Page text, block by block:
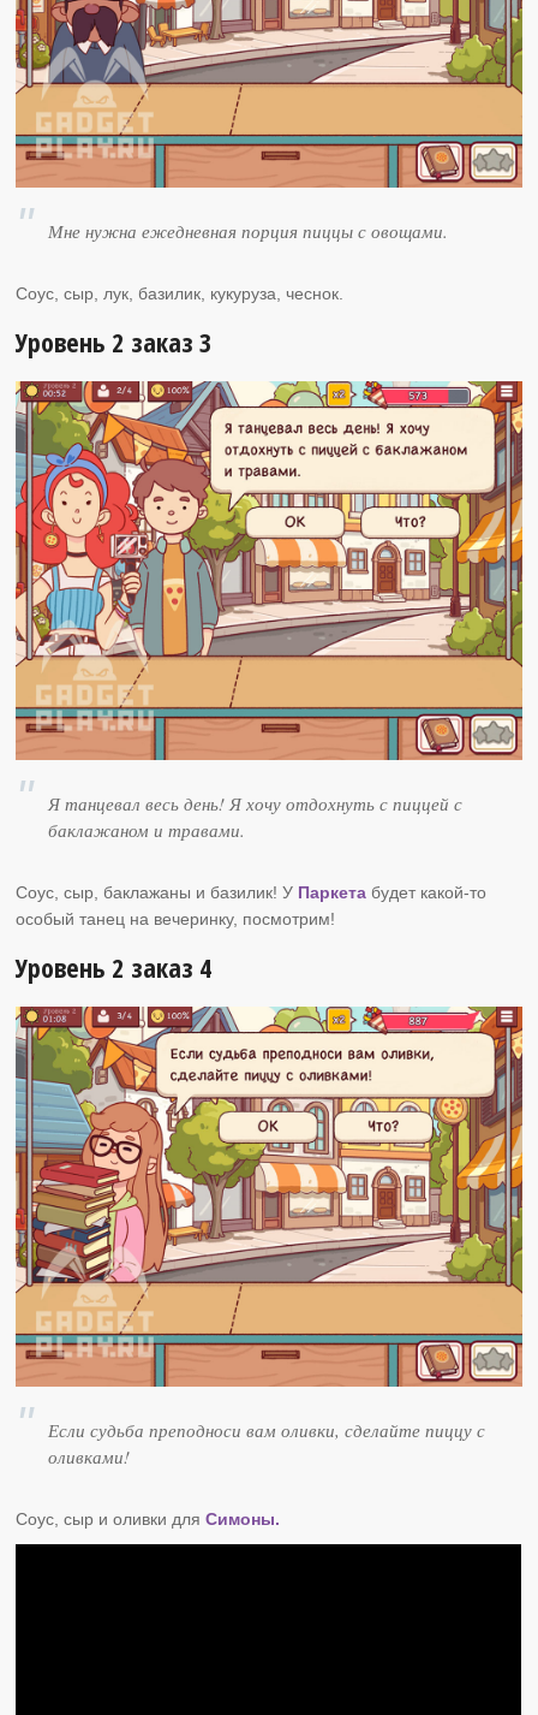
Мне нужна ежедневная порция пиццы с овощами.
Соус, сыр, лук, базилик, кукуруза, чеснок.
Уровень 2 заказ 3
Я танцевал весь день! Я хочу отдохнуть с пиццей с
баклажаном и травами.
Соус, сыр, баклажаны и базилик! У Паркета будет какой-то
особый танец на вечеринку, посмотрим!
Уровень 2 заказ 4
Если судьба преподноси вам оливки, сделайте пиццу с
оливками!
Соус, сыр и оливки дляСимоны.